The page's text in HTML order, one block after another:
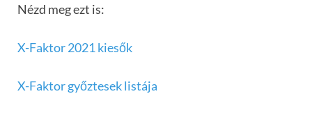
Nézd meg ezt is:
X-Faktor 2021 kiesők
X-Faktor győztesek listája